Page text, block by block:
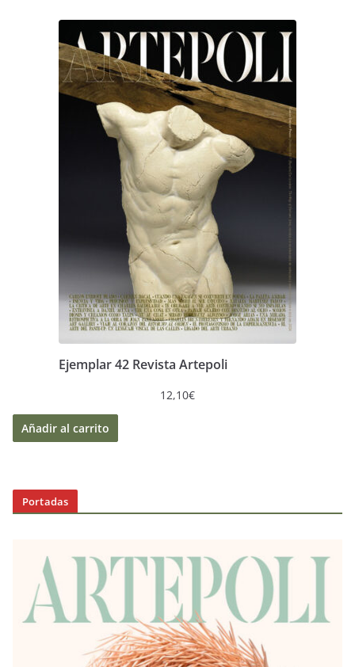
Ejemplar 42 Revista Artepoli
12,10€
Añadir al carrito
Portadas